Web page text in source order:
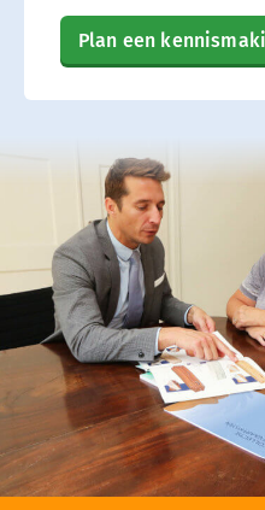
Plan een